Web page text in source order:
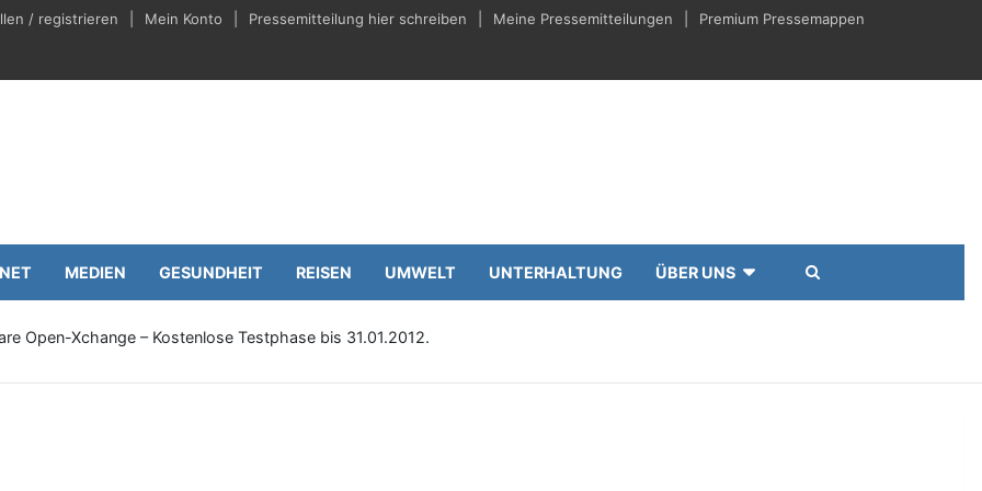
/ registrieren Mein Konto Pressemitteilung hier schreiben Meine Pressemitteilungen Premium Pressemappen
MEDIEN GESUNDHEIT REISEN UMWELT UNTERHALTUNG ÜBER UNS
Open-Xchange – Kostenlose Testphase bis 31.01.2012.